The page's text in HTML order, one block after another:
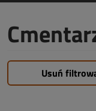
Usuń